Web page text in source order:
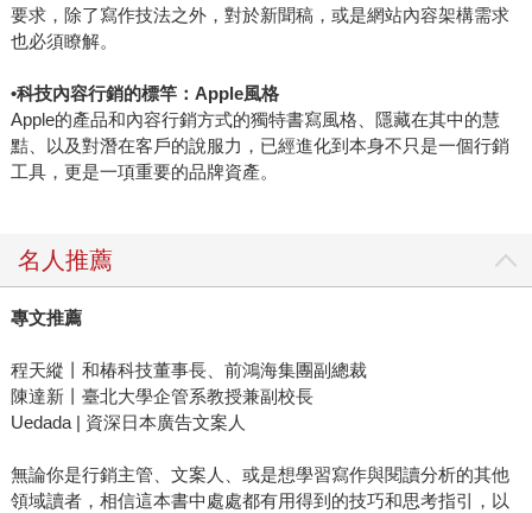
要求，除了寫作技法之外，對於新聞稿，或是網站內容架構需求
也必須瞭解。
•科技內容行銷的標竿：Apple風格
Apple的產品和內容行銷方式的獨特書寫風格、隱藏在其中的慧
黠、以及對潛在客戶的說服力，已經進化到本身不只是一個行銷
工具，更是一項重要的品牌資產。
名人推薦
專文推薦
程天縱丨和椿科技董事長、前鴻海集團副總裁
陳達新丨臺北大學企管系教授兼副校長
Uedada | 資深日本廣告文案人
無論你是行銷主管、文案人、或是想學習寫作與閱讀分析的其他
領域讀者，相信這本書中處處都有用得到的技巧和思考指引，以